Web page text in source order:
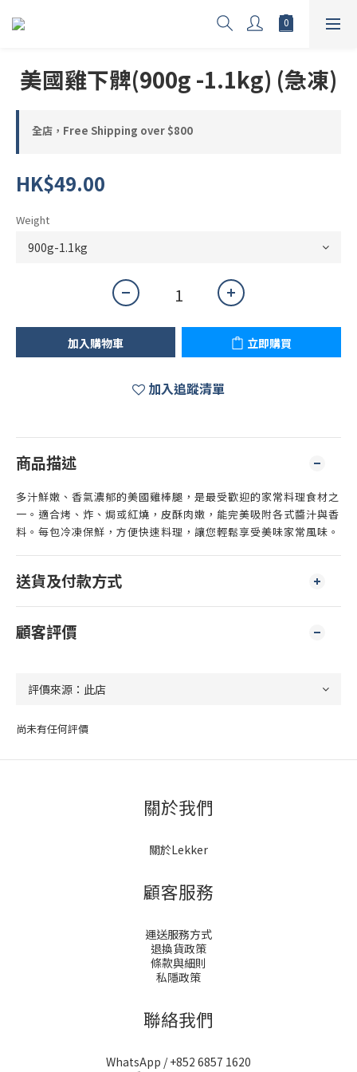
美國雞下髀(900g -1.1kg) (急凍)
全店，Free Shipping over $800
HK$49.00
Weight
加入購物車 立即購買
加入追蹤清單
商品描述
多汁鮮嫩、香氣濃郁的美國雞棒腿，是最受歡迎的家常料理食材之
一。適合烤、炸、焗或紅燒，皮酥肉嫩，能完美吸附各式醬汁與香
料。每包冷凍保鮮，方便快速料理，讓您輕鬆享受美味家常風味。
送貨及付款方式
顧客評價
尚未有任何評價
關於我們
關於Lekker
顧客服務
運送服務方式
退換貨政策
條款與細則
私隱政策
聯絡我們
WhatsApp / +852 6857 1620